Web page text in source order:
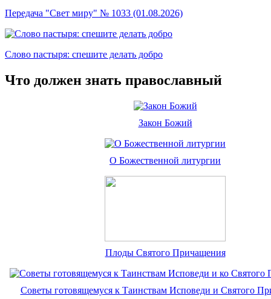
Передача "Свет миру" № 1033 (01.08.2026)
Слово пастыря: спешите делать добро
Что должен знать православный
Закон Божий
О Божественной литургии
Плоды Святого Причащения
Советы готовящемуся к Таинствам Исповеди и Святого